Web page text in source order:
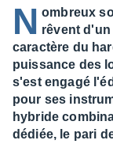
N ombreux
rêvent
caractère du
puissance des
s'est engagé
pour ses
hybride
dédiée, le pari